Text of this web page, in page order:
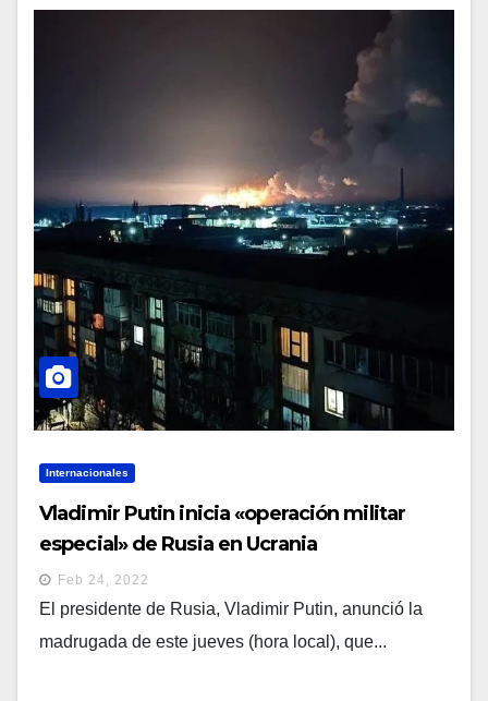
Internacionales
Vladimir Putin inicia «operación militar
especial» de Rusia en Ucrania
Feb 24, 2022
El presidente de Rusia, Vladimir Putin, anunció la
madrugada de este jueves (hora local), que...